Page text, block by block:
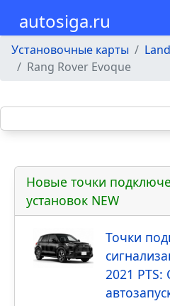
autosiga.ru
Установочные карты
Rang Rover Evoque
Новые точки
установок NEW
Точки
2021 PTS: